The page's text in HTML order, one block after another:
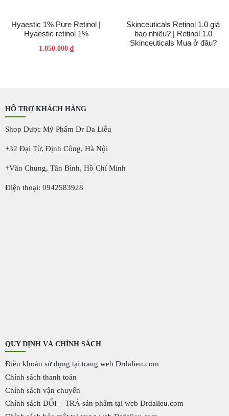
Hyaestic 1% Pure Retinol |
Hyaestic retinol 1%
1.850.000 ₫
Skinceuticals Retinol 1.0 giá
bao nhiêu? | Retinol 1.0
Skinceuticals Mua ở đâu?
HỖ TRỢ KHÁCH HÀNG
Shop Dược Mỹ Phẩm Dr Da Liễu
+32 Đại Từ, Định Công, Hà Nội
+Văn Chung, Tân Bình, Hồ Chí Minh
Điện thoại: 0942583928
QUY ĐỊNH VÀ CHÍNH SÁCH
Điều khoản sử dụng tại trang web Drdalieu.com
Chính sách thanh toán
Chính sách vận chuyển
Chính sách ĐỔI – TRẢ sản phẩm tại web Drdalieu.com